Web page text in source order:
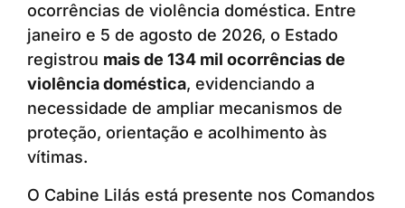
ocorrências de violência doméstica. Entre
janeiro e 5 de agosto de 2026, o Estado
registrou mais de 134 mil ocorrências de
violência doméstica, evidenciando a
necessidade de ampliar mecanismos de
proteção, orientação e acolhimento às
vítimas.
O Cabine Lilás está presente nos Comandos